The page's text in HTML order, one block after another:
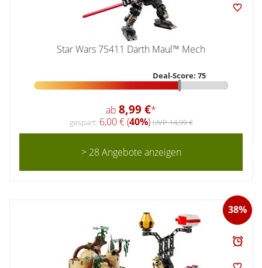
Star Wars 75411 Darth Maul™ Mech
Deal-Score: 75
ab 8,99 €*
gespart: 6,00 € (40%)UVP 14,99 €
> 28 Angebote anzeigen
38%